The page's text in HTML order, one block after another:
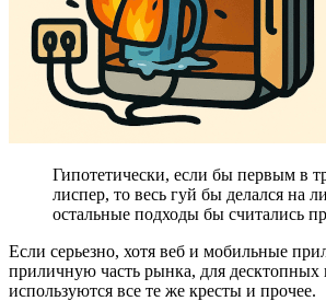
Гипотетически, если бы первым в
лиспер, то весь гуй бы делался на
остальные подходы бы считались
Если серьезно, хотя веб и мобильные
приличную часть рынка, для
используются все те же кресты и прочее.